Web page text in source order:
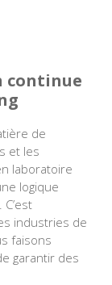
continue
de
et les
laboratoire
logique
industries de
faisons
garantir des